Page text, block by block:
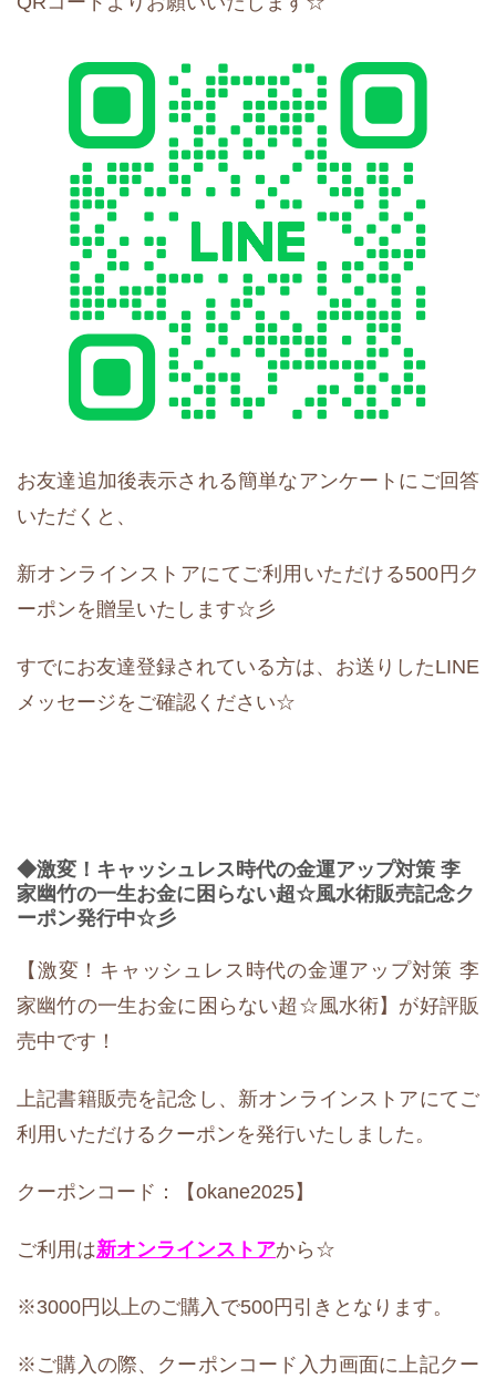
お友達追加後表示される簡単なアンケートにご回答
いただくと、
新オンラインストアにてご利用いただける500円ク
ーポンを贈呈いたします☆彡
すでにお友達登録されている方は、お送りしたLINE
メッセージをご確認ください☆
◆激変！キャッシュレス時代の金運アップ対策 李
家幽竹の一生お金に困らない超☆風水術販売記念ク
ーポン発行中☆彡
【激変！キャッシュレス時代の金運アップ対策 李
家幽竹の一生お金に困らない超☆風水術】が好評販
売中です！
上記書籍販売を記念し、新オンラインストアにてご
利用いただけるクーポンを発行いたしました。
クーポンコード：【okane2025】
ご利用は新オンラインストアから☆
※3000円以上のご購入で500円引きとなります。
※ご購入の際、クーポンコード入力画面に上記クー